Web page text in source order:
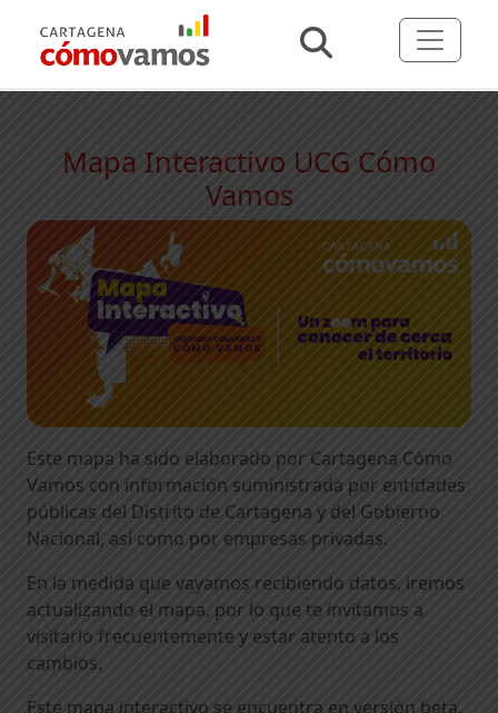
Mapa Interactivo UCG Cómo
Vamos
Este mapa ha sido elaborado por Cartagena Cómo
Vamos con información suministrada por entidades
públicas del Distrito de Cartagena y del Gobierno
Nacional, así como por empresas privadas.
En la medida que vayamos recibiendo datos, iremos
actualizando el mapa, por lo que te invitamos a
visitarlo frecuentemente y estar atento a los
cambios.
Este mapa interactivo se encuentra en versión beta,